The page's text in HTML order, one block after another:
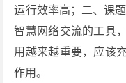
运行效率高；二、课
智慧网络交流的工具
用越来越重要，应该
作用。